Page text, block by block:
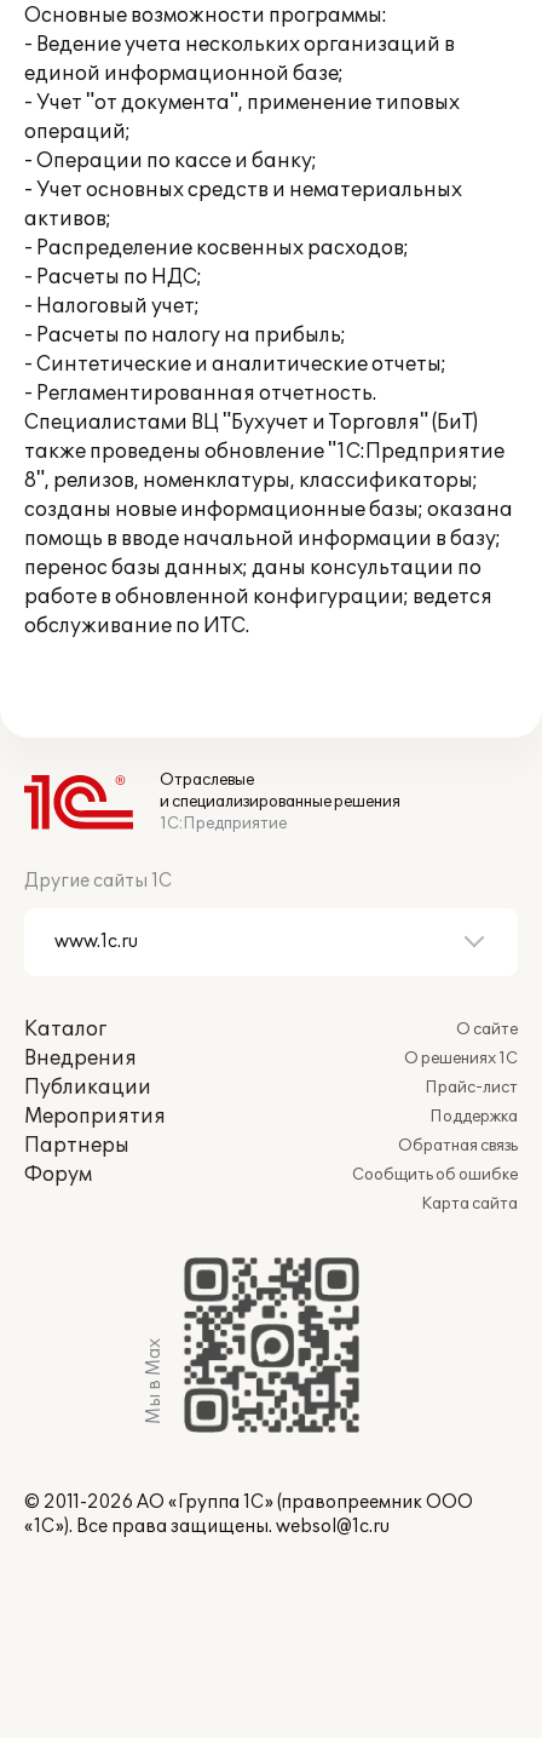
Основные возможности программы:
- Ведение учета нескольких организаций в
единой информационной базе;
- Учет "от документа", применение типовых
операций;
- Операции по кассе и банку;
- Учет основных средств и нематериальных
активов;
- Распределение косвенных расходов;
- Расчеты по НДС;
- Налоговый учет;
- Расчеты по налогу на прибыль;
- Синтетические и аналитические отчеты;
- Регламентированная отчетность.
Специалистами ВЦ "Бухучет и Торговля" (БиТ)
также проведены обновление "1С:Предприятие
8", релизов, номенклатуры, классификаторы;
созданы новые информационные базы; оказана
помощь в вводе начальной информации в базу;
перенос базы данных; даны консультации по
работе в обновленной конфигурации; ведется
обслуживание по ИТС.
Отраслевые
и специализированные решения
1С:Предприятие
Другие сайты 1С
Каталог
Внедрения
Публикации
Мероприятия
Партнеры
Форум
О сайте
О решениях 1С
Прайс-лист
Поддержка
Обратная связь
Сообщить об ошибке
Карта сайта
Мы в Max
© 2011-2026 АО «Группа 1С» (правопреемник ООО
«1С»). Все права защищены. websol@1c.ru